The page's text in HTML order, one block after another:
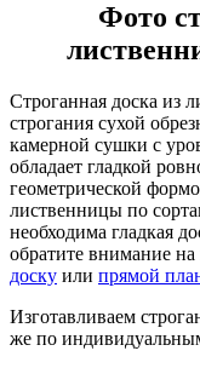
Фото
Строганная доска из
строгания сухой
камерной сушки с
обладает гладкой
геометрической
лиственницы по
необходима гладкая
обратите внимание
доску или прямой
Изготавливаем
же по